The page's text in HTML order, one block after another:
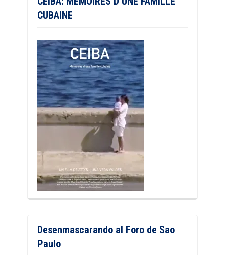
CUBAINE
Desenmascarando al Foro de Sao
Paulo